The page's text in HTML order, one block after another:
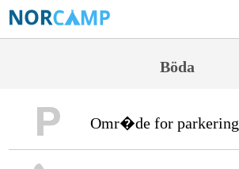
Böda
Omr�de for parkering